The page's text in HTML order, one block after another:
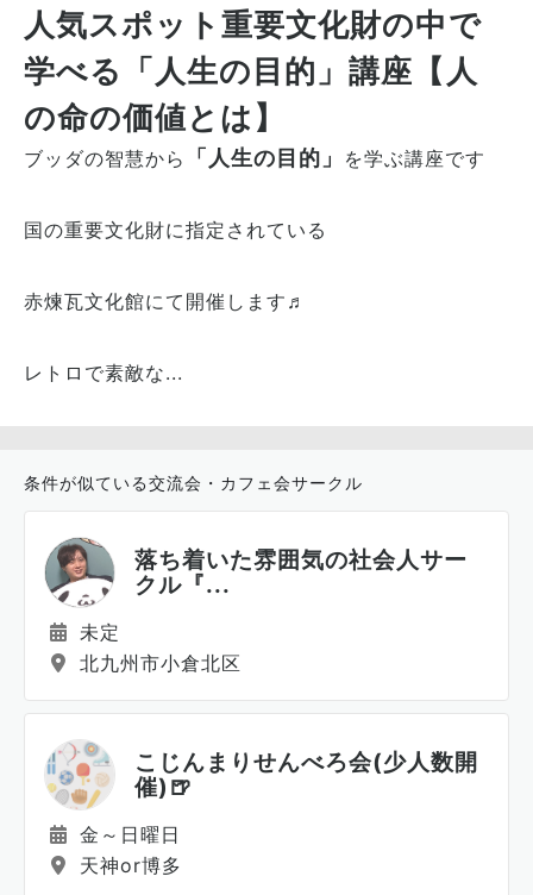
人気スポット重要文化財の中で
学べる「人生の目的」講座【人
の命の価値とは】
ブッダの智慧から 「人生の目的」 を学ぶ講座です
国の重要文化財に指定されている
赤煉瓦文化館にて開催します♬
レトロで素敵な...
条件が似ている交流会・カフェ会サークル
落ち着いた雰囲気の社会人サー
クル『...
未定
北九州市小倉北区
こじんまりせんべろ会(少人数開
催)🍺
金～日曜日
天神or博多